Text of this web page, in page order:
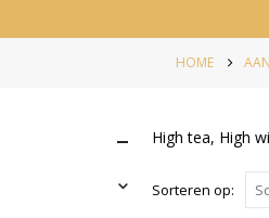
HOME
High tea, High
Sorteren op: